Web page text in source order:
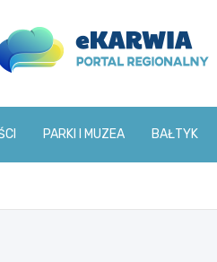
PARKI I MUZEA BAŁTYK